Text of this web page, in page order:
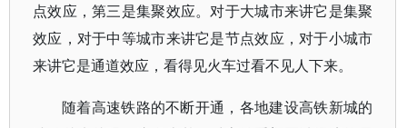
点效应，第三是集聚效应。对于大城市来讲它是集聚
效应，对于中等城市来讲它是节点效应，对于小城市
来讲它是通道效应，看得见火车过看不见人下来。
随着高速铁路的不断开通，各地建设高铁新城的